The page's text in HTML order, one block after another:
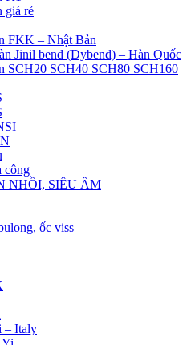
giá rẻ
FKK – Nhật Bản
Jinil bend (Dybend) – Hàn Quốc
SCH20 SCH40 SCH80 SCH160
công
NHỒI, SIÊU ÂM
ốc viss
– Italy